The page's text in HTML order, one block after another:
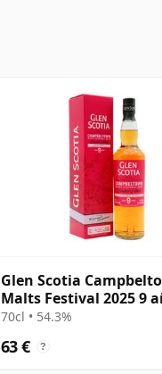
Glen Scotia
Malts Festival 2025 9
70cl • 54.3%
63 € ?